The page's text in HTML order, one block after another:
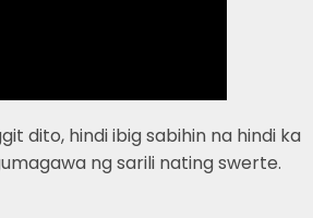
dito, hindi ibig sabihin na hindi ka
ng sarili nating swerte.